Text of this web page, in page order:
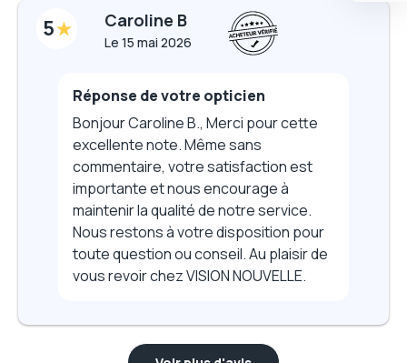
5 Caroline B
Le 15 mai 2026
Réponse de votre opticien
Bonjour Caroline B., Merci pour cette
excellente note. Même sans
commentaire, votre satisfaction est
importante et nous encourage à
maintenir la qualité de notre service.
Nous restons à votre disposition pour
toute question ou conseil. Au plaisir de
vous revoir chez VISION NOUVELLE.